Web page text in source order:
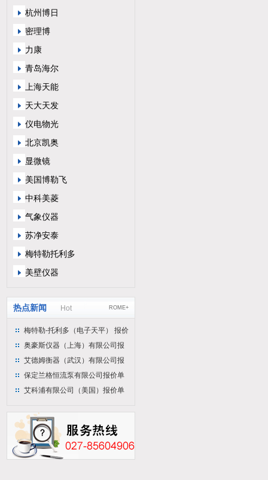
杭州博日
密理博
力康
青岛海尔
上海天能
天大天发
仪电物光
北京凯奥
显微镜
美国博勒飞
中科美菱
气象仪器
苏净安泰
梅特勒托利多
美壁仪器
热点新闻 Hot ROME+
梅特勒-托利多（电子天平） 报价
单
奥豪斯仪器（上海）有限公司报
价单
艾德姆衡器（武汉）有限公司报
价单
保定兰格恒流泵有限公司报价单
艾科浦有限公司（美国）报价单